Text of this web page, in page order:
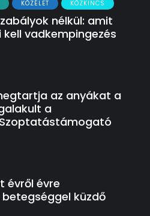
KÖZÉLET KÖZKINCS
nélkül: amit
vadkempingezés
az anyákat a
a
évről évre
küzdő